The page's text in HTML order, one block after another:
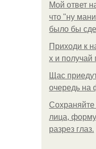
Мой ответ
что "ну
было бы
Приходи к
х и получай
Щас
очередь на
лица,
разрез глаз.